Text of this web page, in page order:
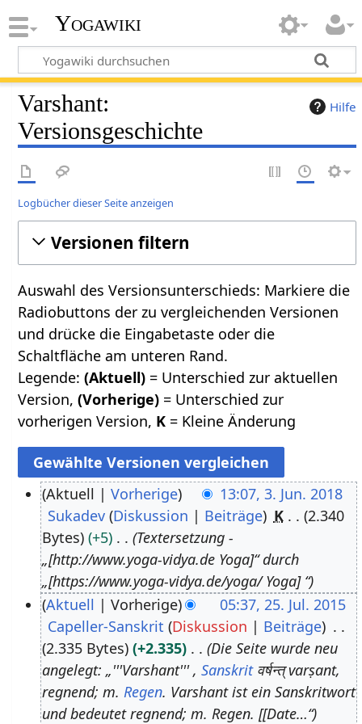
Yogawiki
Hilfe
Varshant:
Versionsgeschichte
Logbücher dieser Seite anzeigen
Versionen filtern
Auswahl des Versionsunterschieds: Markiere die
Radiobuttons der zu vergleichenden Versionen
und drücke die Eingabetaste oder die
Schaltfläche am unteren Rand.
Legende:(Aktuell) = Unterschied zur aktuellen
Version,(Vorherige) = Unterschied zur
vorherigen Version, K = Kleine Änderung
n
Aktuell Vorherige
13:07, 3. Jun. 2018
Sukadev Diskussion Beiträge K
2.340
Bytes
+5
Textersetzung -
„[http://www.yoga-vidya.de Yoga]“ durch
„[https://www.yoga-vidya.de/yoga/ Yoga] “
Aktuell Vorherige
05:37, 25. Jul. 2015
Capeller-Sanskrit Diskussion
Beiträge
2.335 Bytes
+2.335
Die Seite wurde neu
angelegt: „'''Varshant''' , Sanskritवर्षन्त् varṣant,
regnend; m. Regen. Varshant ist ein Sanskritwort
und bedeutet regnend; m. Regen. [[Date…“